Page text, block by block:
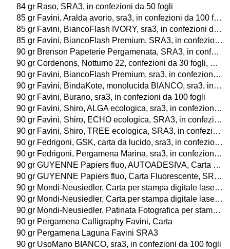
84 gr Raso, SRA3, in confezioni da 50 fogli
85 gr Favini, Aralda avorio, sra3, in confezioni da 100 fogli
85 gr Favini, BiancoFlash IVORY, sra3, in confezioni da 100 fogli
85 gr Favini, BiancoFlash Premium, SRA3, in confezioni da 100 fogli o da 25 buste
90 gr Brenson Papeterie Pergamenata, SRA3, in confezioni da 100 fogli
90 gr Cordenons, Notturno 22, confezioni da 30 fogli, SRA3
90 gr Favini, BiancoFlash Premium, sra3, in confezioni da 100 fogli o da 25 buste
90 gr Favini, BindaKote, monolucida BIANCO, sra3, in confezioni da 100 fogli
90 gr Favini, Burano, sra3, in confezioni da 100 fogli
90 gr Favini, Shiro, ALGA ecologica, sra3, in confezioni da 100 fogli
90 gr Favini, Shiro, ECHO ecologica, SRA3, in confezioni da 100 fogli
90 gr Favini, Shiro, TREE ecologica, SRA3, in confezioni da 100 fogli
90 gr Fedrigoni, GSK, carta da lucido, sra3, in confezioni da 50 fogli
90 gr Fedrigoni, Pergamena Marina, sra3, in confezioni da 100 fogli
90 gr GUYENNE Papiers fluo, AUTOADESIVA, Carta Fluorescente, sra3, in confezioni da 20 fogli
90 gr GUYENNE Papiers fluo, Carta Fluorescente, SRA3, in confezioni da 100 fogli
90 gr Mondi-Neusiedler, Carta per stampa digitale laser a colori, BIANCO, SRA3, in confezioni da 250 fogli
90 gr Mondi-Neusiedler, Carta per stampa digitale laser a colori, BIANCO, sra3, in confezioni da 500 fogli
90 gr Mondi-Neusiedler, Patinata Fotografica per stampa digitale laser a colori, LUCIDA o OPACA, sra3, in confezioni da 250 fogli
90 gr Pergamena Calligraphy Favini, Carta
90 gr Pergamena Laguna Favini SRA3
90 gr UsoMano BIANCO, sra3, in confezioni da 100 fogli